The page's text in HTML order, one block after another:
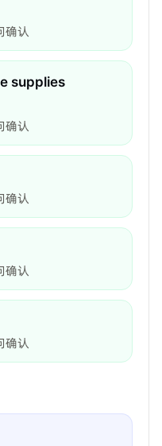
确认
supplies
确认
确认
确认
确认